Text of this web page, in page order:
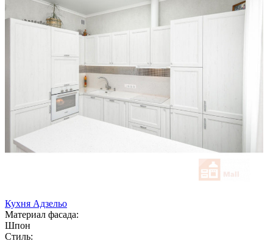
Кухня Адзельо
Материал фасада:
Шпон
Стиль: